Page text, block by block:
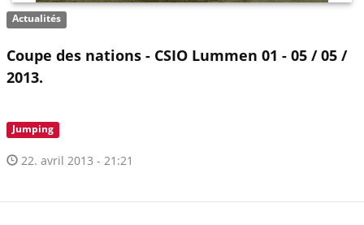
Actualités
Coupe des nations - CSIO Lummen 01 - 05 / 05 /
2013.
Jumping
22. avril 2013 - 21:21